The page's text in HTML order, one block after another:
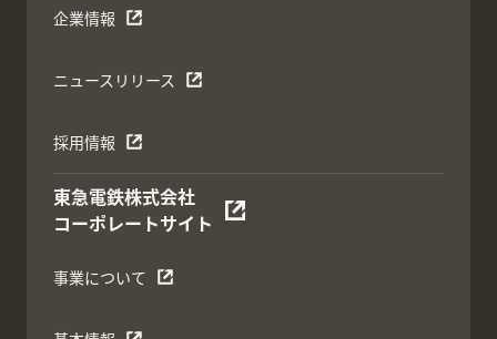
企業情報
ニュースリリース
採用情報
東急電鉄株式会社
コーポレートサイト
事業について